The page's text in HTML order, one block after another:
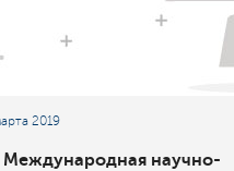
2019
Международная научно-